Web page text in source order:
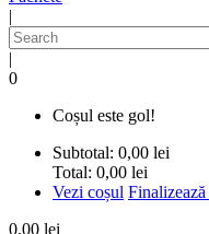
|
|
0
Coșul este gol!
Subtotal: 0,00 lei
Total: 0,00 lei
Vezi coșul
0,00 lei